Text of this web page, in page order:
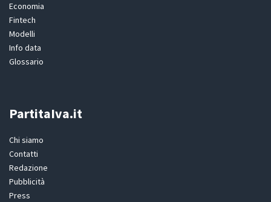
Economia
Fintech
Modelli
Info data
Glossario
PartitaIva.it
Chi siamo
Contatti
Redazione
Pubblicità
Press